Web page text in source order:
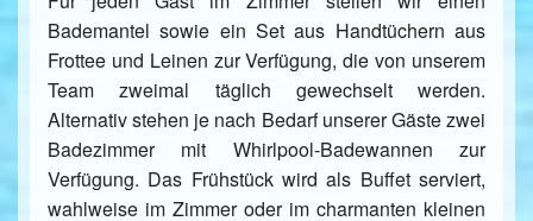
Bademantel sowie ein Set aus Handtüchern aus
Frottee und Leinen zur Verfügung, die von unserem
Team zweimal täglich gewechselt werden.
Alternativ stehen je nach Bedarf unserer Gäste zwei
Badezimmer mit Whirlpool-Badewannen zur
Verfügung. Das Frühstück wird als Buffet serviert,
wahlweise im Zimmer oder im charmanten kleinen